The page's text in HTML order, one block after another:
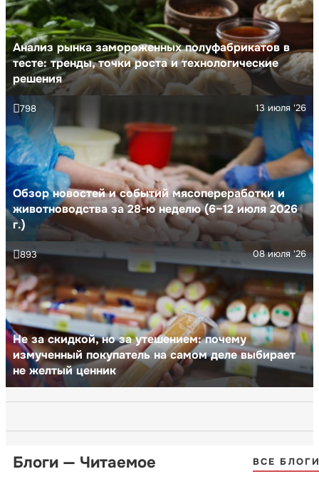
Анализ рынка замороженных полуфабрикатов в
тесте: тренды, точки роста и технологические
решения
Обзор новостей и событий мясопереработки и
животноводства за 28-ю неделю (6–12 июля 2026
г.)
13 июля '26
798
Не за скидкой, но за утешением: почему
измученный покупатель на самом деле выбирает
не желтый ценник
08 июля '26
893
Блоги — Читаемое ВСЕ